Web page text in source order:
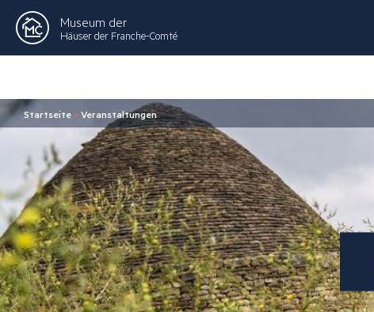
Museum der
Häuser der Franche-Comté
Startseite >Veranstaltungen